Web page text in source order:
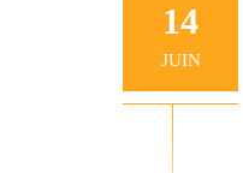
14
JUIN